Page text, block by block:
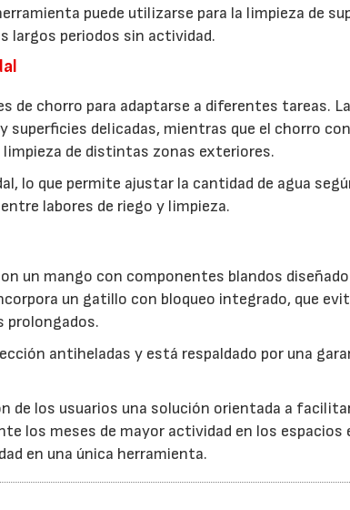
puede utilizarse para la limpieza de
largos periodos sin actividad.
de chorro para adaptarse a diferentes tareas.
superficies delicadas, mientras que el chorro
limpieza de distintas zonas exteriores.
lo que permite ajustar la cantidad de agua
labores de riego y limpieza.
un mango con componentes blandos
un gatillo con bloqueo integrado, que
prolongados.
antiheladas y está respaldado por una
de los usuarios una solución orientada a
los meses de mayor actividad en los espacios
en una única herramienta.